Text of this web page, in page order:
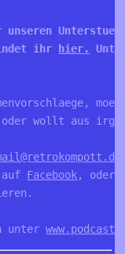
ihr hier.
wollt aus
Facebook, oder
unter